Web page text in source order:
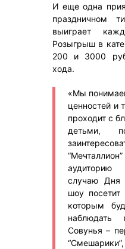
И еще одна
праздничном
выиграет
Розыгрыш в
200 и 3000
хода.
«Мы
ценностей и
проходит с
детьми,
аудиторию
случаю Дня
шоу посетит
которым
Совунья –